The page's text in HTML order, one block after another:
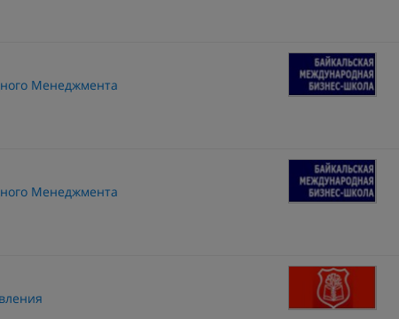
Менеджмента
Менеджмента